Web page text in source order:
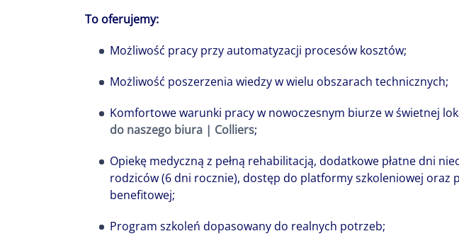
To oferujemy:
Możliwość pracy przy automatyzacji procesów kosztów;
Możliwość poszerzenia wiedzy w wielu obszarach technicznych;
Komfortowe warunki pracy w nowoczesnym biurze w świetnej
do naszego biura | Colliers;
Opiekę medyczną z pełną rehabilitacją, dodatkowe płatne dni
rodziców (6 dni rocznie), dostęp do platformy szkoleniowej oraz
benefitowej;
Program szkoleń dopasowany do realnych potrzeb;